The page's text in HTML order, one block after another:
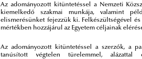
Az adományozott kitüntetéssel a Nemzeti
kiemelkedő szakmai munkája, valamint
elismerésünket fejezzük ki. Felkészültségével
mértékben hozzájárul az Egyetem céljainak
Az adományozott kitüntetéssel a szerzők, a
tanúsított végtelen türelemmel, alázattal